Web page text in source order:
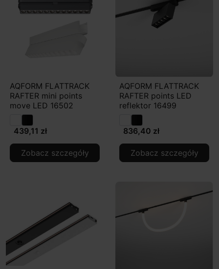
AQFORM FLATTRACK
RAFTER mini points
move LED 16502
439,11 zł
Zobacz szczegóły
AQFORM FLATTRACK
RAFTER points LED
reflektor 16499
836,40 zł
Zobacz szczegóły